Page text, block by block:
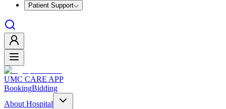
Patient Support
UMC CARE APP
BookingBidding
About Hospital